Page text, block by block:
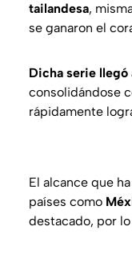
tailandesa,
se ganaron el
Dicha serie llegó
consolidándose
rápidamente
El alcance que
países como
destacado, por